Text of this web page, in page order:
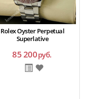
Rolex Oyster Perpetual
Superlative
85 200руб.